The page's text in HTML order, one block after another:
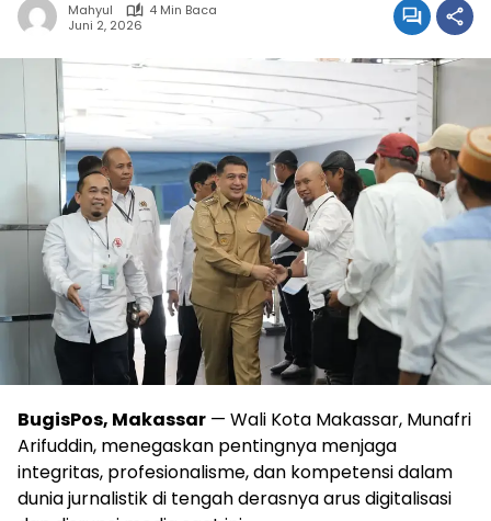
Mahyul
4 Min Baca
Juni 2, 2026
BugisPos, Makassar — Wali Kota Makassar, Munafri
Arifuddin, menegaskan pentingnya menjaga
integritas, profesionalisme, dan kompetensi dalam
dunia jurnalistik di tengah derasnya arus digitalisasi